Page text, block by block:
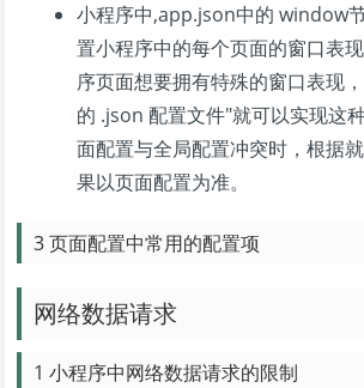
小程序中,app.json中的 window
置小程序中的每个页面的窗口表
序页面想要拥有特殊的窗口表现
的 .json 配置文件"就可以实现这
面配置与全局配置冲突时，根据
果以页面配置为准。
3 页面配置中常用的配置项
网络数据请求
1 小程序中网络数据请求的限制